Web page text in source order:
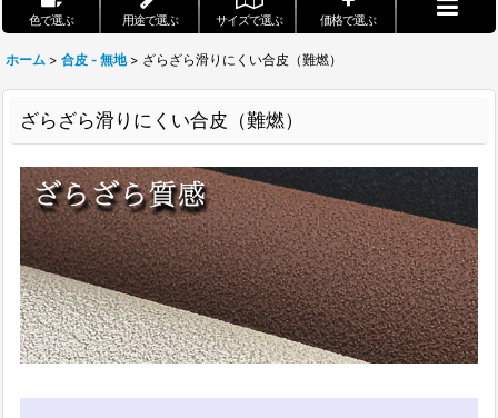
色で選ぶ 用途で選ぶ サイズで選ぶ 価格で選ぶ
ホーム > 合皮 - 無地 > ざらざら滑りにくい合皮（難燃）
ざらざら滑りにくい合皮（難燃）